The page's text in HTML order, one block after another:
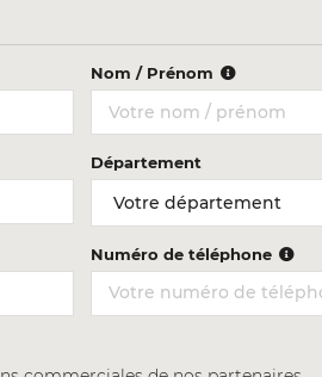
Nom / Prénom
Département
Numéro de téléphone